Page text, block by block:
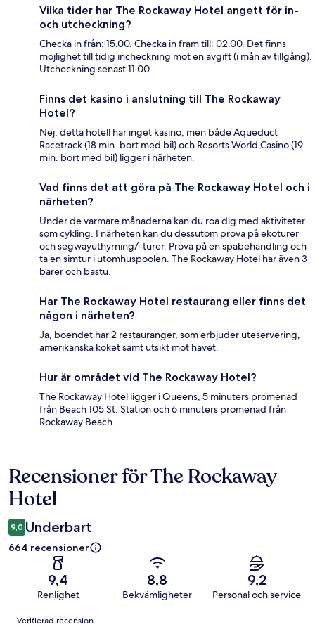
Vilka tider har The Rockaway Hotel angett för in-
och utcheckning?
Checka in från: 15.00. Checka in fram till: 02.00. Det finns
möjlighet till tidig incheckning mot en avgift (i mån av tillgång).
Utcheckning senast 11.00.
Finns det kasino i anslutning till The Rockaway
Hotel?
Nej, detta hotell har inget kasino, men både Aqueduct
Racetrack (18 min. bort med bil) och Resorts World Casino (19
min. bort med bil) ligger i närheten.
Vad finns det att göra på The Rockaway Hotel och i
närheten?
Under de varmare månaderna kan du roa dig med aktiviteter
som cykling. I närheten kan du dessutom prova på ekoturer
och segwayuthyrning/-turer. Prova på en spabehandling och
ta en simtur i utomhuspoolen. The Rockaway Hotel har även 3
barer och bastu.
Har The Rockaway Hotel restaurang eller finns det
någon i närheten?
Ja, boendet har 2 restauranger, som erbjuder uteservering,
amerikanska köket samt utsikt mot havet.
Hur är området vid The Rockaway Hotel?
The Rockaway Hotel ligger i Queens, 5 minuters promenad
från Beach 105 St. Station och 6 minuters promenad från
Rockaway Beach.
Recensioner
Recensioner för The Rockaway
Hotel
9,0 Underbart
664 recensioner
9,4
Renlighet
8,8
Bekvämligheter
9,2
Personal och service
Recensioner
Verifierad recension